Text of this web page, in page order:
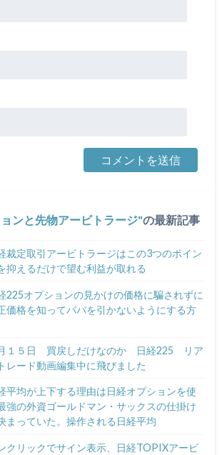
ンと先物アービトラージ の最新記事
裁定取引アービトラージはこの3つのポイン
抑えるだけで望む利益が取れる
225オプションの見かけの価格に騙されずに
価格を知ってババを引かないようにする方
１５日 買戻しだけなのか 日経225 リア
レード動画編集中に飛びました
平均が上下する理由は日経オプションを使
強の外資ゴールドマン・サックスの仕掛け
まっていた。操作される日経平均
クリックでサイン表示、日経TOPIXアービ